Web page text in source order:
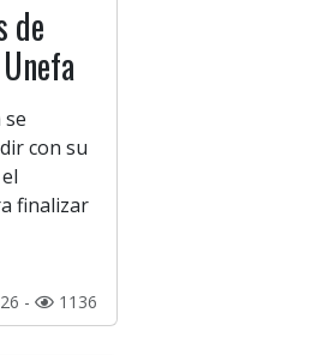
de
se
con su
finalizar
- 1136